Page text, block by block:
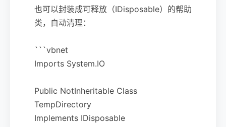
也可以封装成可释放（IDisposable）的帮助
类，自动清理：
```vbnet
Imports System.IO
Public NotInheritable Class
TempDirectory
Implements IDisposable